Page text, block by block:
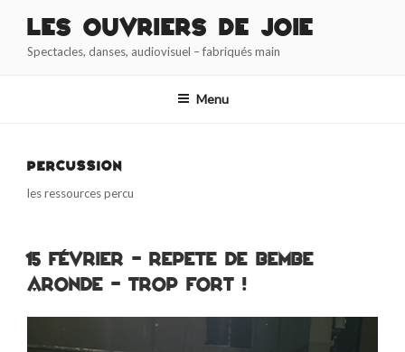
contenu
Les Ouvriers de Joie
Spectacles, danses, audiovisuel – fabriqués main
Menu
PERCUSSION
les ressources percu
15 février – repete de Bembe
Aronde – Trop Fort !